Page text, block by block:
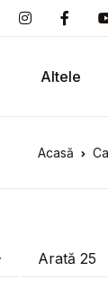
Altele
Acasă
Arată 25